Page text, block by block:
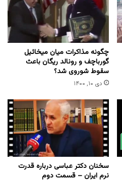
چگونه مذاکرات میان میخائیل
گورباچف و رونالد ریگان باعث
سقوط شوروی شد؟
دی ۱۰, ۱۴۰۰
سخنان دکتر عباسی درباره قدرت
نرم ایران – قسمت دوم